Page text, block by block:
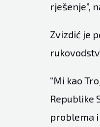
rješenje”,
Zvizdić je
“Mi kao
Republike
problema i